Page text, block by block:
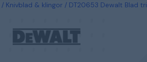
Knivblad & klingor DT20653 Dewalt Blad tri